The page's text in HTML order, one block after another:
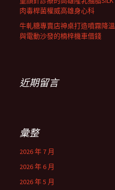
肉毒桿菌權威高雄身心科
牛軋糖專賣店神桌打造噴霧降溫
與電動沙發的楠梓機車借錢
近期留言
彙整
2026 年 7 月
2026 年 6 月
2026 年 5 月